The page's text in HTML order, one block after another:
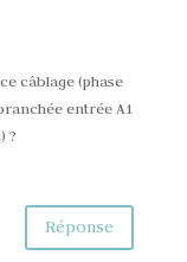
câblage (phase
entrée A1
?
Réponse